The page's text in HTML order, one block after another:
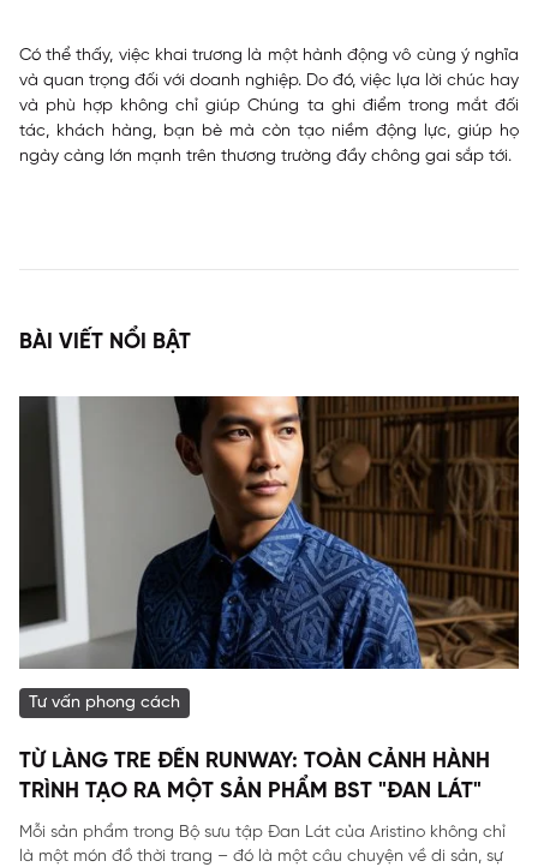
Có thể thấy, việc khai trương là một hành động vô cùng ý nghĩa
và quan trọng đối với doanh nghiệp. Do đó, việc lựa lời chúc hay
và phù hợp không chỉ giúp Chúng ta ghi điểm trong mắt đối
tác, khách hàng, bạn bè mà còn tạo niềm động lực, giúp họ
ngày càng lớn mạnh trên thương trường đầy chông gai sắp tới.
BÀI VIẾT NỔI BẬT
Tư vấn phong cách
TỪ LÀNG TRE ĐẾN RUNWAY: TOÀN CẢNH HÀNH
TRÌNH TẠO RA MỘT SẢN PHẨM BST "ĐAN LÁT"
Mỗi sản phẩm trong Bộ sưu tập Đan Lát của Aristino không chỉ
là một món đồ thời trang – đó là một câu chuyện về di sản, sự